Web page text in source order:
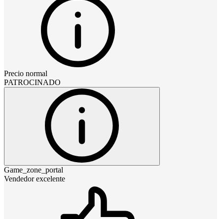
Precio normal
PATROCINADO
Game_zone_portal
Vendedor excelente